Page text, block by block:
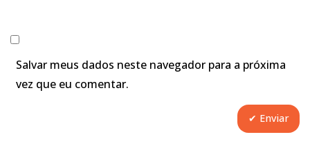
Salvar meus dados neste navegador para a próxima
vez que eu comentar.